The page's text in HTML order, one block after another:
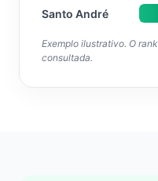
Santo André
Exemplo ilustrativo. O
consultada.